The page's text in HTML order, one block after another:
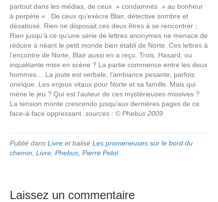
partout dans les médias, de ceux » condamnés » au bonheur
à perpète « . De ceux qu’exècre Blair, détective sombre et
désabusé. Rien ne disposait ces deux êtres à se rencontrer ;
Rien jusqu’à ce qu’une série de lettres anonymes ne menace de
réduire à néant le petit monde bien établi de Norte. Ces lettres à
l’encontre de Norte, Blair aussi en a reçu. Trois. Hasard, ou
inquiétante mise en scène ? La partie commence entre les deux
hommes… La joute est verbale, l’ambiance pesante, parfois
onirique. Les enjeux vitaux pour Norte et sa famille. Mais qui
mène le jeu ? Qui est l’auteur de ces mystérieuses missives ?
La tension monte crescendo jusqu’aux dernières pages de ce
face-à-face oppressant. sources : © Phebus 2009
Publié dans Livre et balisé Les promeneuses sur le bord du
chemin Livre Phebus Pierre Pelot
Laissez un commentaire